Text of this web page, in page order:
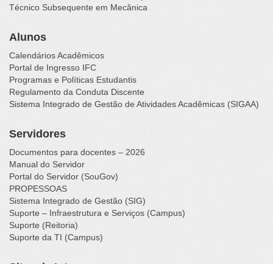
Técnico Subsequente em Mecânica
Alunos
Calendários Acadêmicos
Portal de Ingresso IFC
Programas e Políticas Estudantis
Regulamento da Conduta Discente
Sistema Integrado de Gestão de Atividades Acadêmicas (SIGAA)
Servidores
Documentos para docentes – 2026
Manual do Servidor
Portal do Servidor (SouGov)
PROPESSOAS
Sistema Integrado de Gestão (SIG)
Suporte – Infraestrutura e Serviços (Campus)
Suporte (Reitoria)
Suporte da TI (Campus)